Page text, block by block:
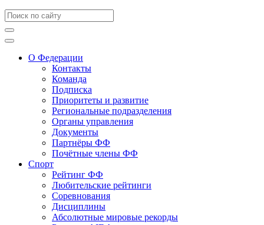
О Федерации
Контакты
Команда
Подписка
Приоритеты и развитие
Региональные подразделения
Органы управления
Документы
Партнёры ФФ
Почётные члены ФФ
Спорт
Рейтинг ФФ
Любительские рейтинги
Соревнования
Дисциплины
Абсолютные мировые рекорды